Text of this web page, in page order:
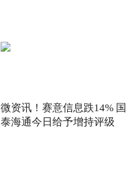
微资讯！赛意信息跌14% 国
泰海通今日给予增持评级